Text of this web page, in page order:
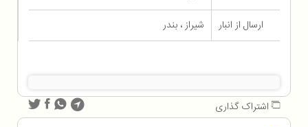
ارسال از انبار
شیراز ، بندر
اشتراک گذاری